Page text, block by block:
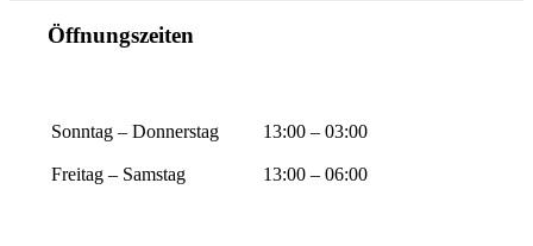
Öffnungszeiten
Sonntag – Donnerstag 13:00 – 03:00
Freitag – Samstag 13:00 – 06:00